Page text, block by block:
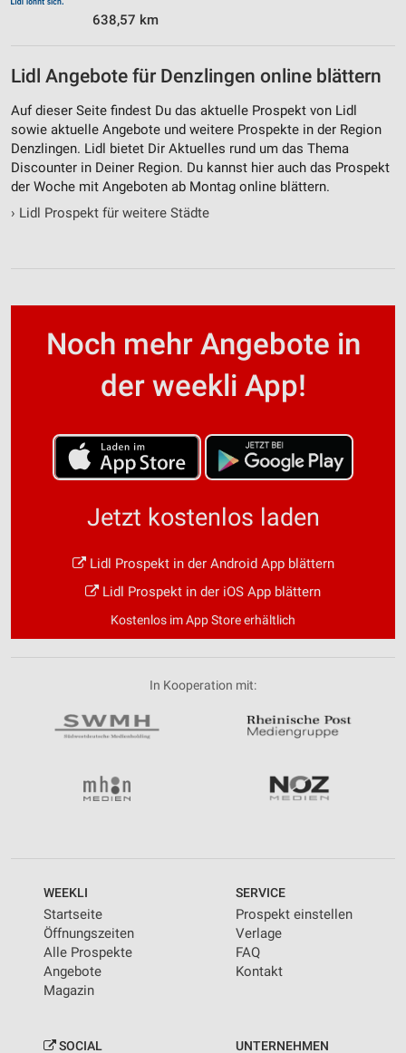
638,57 km
Lidl Angebote für Denzlingen online blättern
Auf dieser Seite findest Du das aktuelle Prospekt von Lidl
sowie aktuelle Angebote und weitere Prospekte in der Region
Denzlingen. Lidl bietet Dir Aktuelles rund um das Thema
Discounter in Deiner Region. Du kannst hier auch das Prospekt
der Woche mit Angeboten ab Montag online blättern.
› Lidl Prospekt für weitere Städte
Noch mehr Angebote in
der weekli App!
Jetzt kostenlos laden
Lidl Prospekt in der Android App blättern
Lidl Prospekt in der iOS App blättern
Kostenlos im App Store erhältlich
In Kooperation mit:
WEEKLI
Startseite
Öffnungszeiten
Alle Prospekte
Angebote
Magazin
SERVICE
Prospekt einstellen
Verlage
FAQ
Kontakt
SOCIAL UNTERNEHMEN